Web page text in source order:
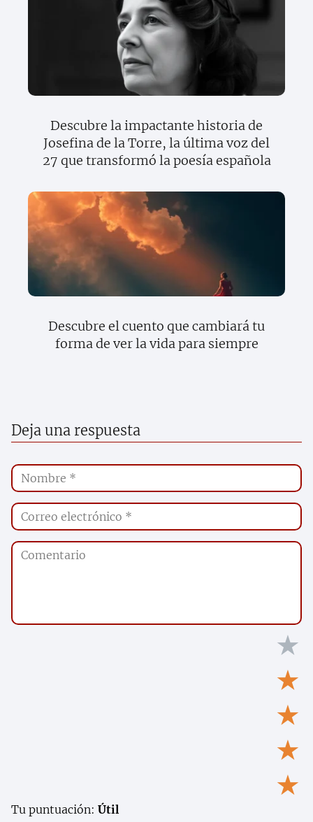
Descubre la impactante historia de
Josefina de la Torre, la última voz del
27 que transformó la poesía española
Descubre el cuento que cambiará tu
forma de ver la vida para siempre
Deja una respuesta
★
★
★
★
★
Tu puntuación: Útil